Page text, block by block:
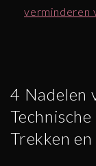
verminderen
4 Nadelen
Trekken